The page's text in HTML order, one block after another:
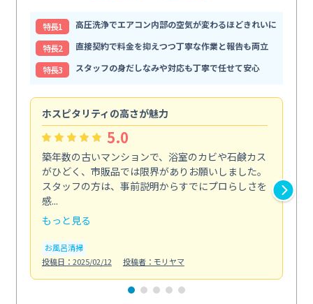
特⻑1
高圧洗浄でエアコン内部の空気が変わるほどきれいに
特⻑2
直接契約で料金を抑えつつ丁寧な作業と報告も両立
特⻑3
スタッフの身だしなみや対応も丁寧で任せて安心
ホスピタリティの高さが魅力
5.0
築年数の古いマンションで、浴室のカビや石鹸カス
がひどく、市販品では限界がありお願いしました。
スタッフの方は、事前説明からすでにプロらしさを
感...
もっと見る
お風呂清掃
投稿日：2025/02/12
投稿者：モリヤマ